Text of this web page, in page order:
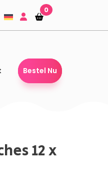
Winkelmandje
Winkelmandje
0
Bestel Nu
12 x